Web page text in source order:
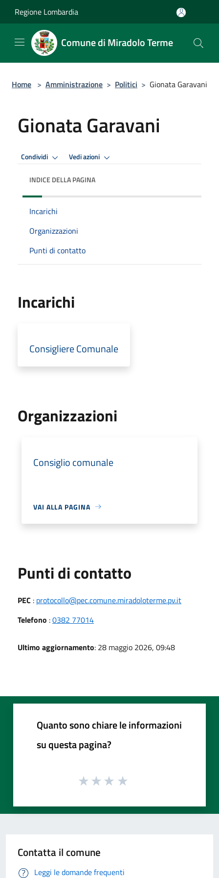
Regione Lombardia
Comune di Miradolo Terme
Home > Amministrazione > Politici > Gionata Garavani
Gionata Garavani
Condividi Vedi azioni
INDICE DELLA PAGINA
Incarichi
Organizzazioni
Punti di contatto
Incarichi
Consigliere Comunale
Organizzazioni
Consiglio comunale
VAI ALLA PAGINA
Punti di contatto
PEC : protocollo@pec.comune.miradoloterme.pv.it
Telefono :0382 77014
Ultimo aggiornamento: 28 maggio 2026, 09:48
Quanto sono chiare le informazioni
su questa pagina?
Contatta il comune
Leggi le domande frequenti